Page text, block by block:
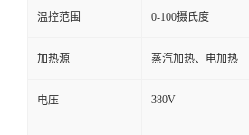
温控范围 0-100摄氏度
加热源 蒸汽加热、电加热
电压 380V